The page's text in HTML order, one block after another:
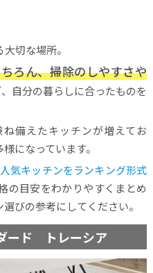
切な場所。
ろん、掃除のしやすさや
自分の暮らしに合ったものを
備えたキッチンが増えてお
になっています。
気キッチンをランキング形式
の目安をわかりやすくまとめ
びの参考にしてください。
ード トレーシア